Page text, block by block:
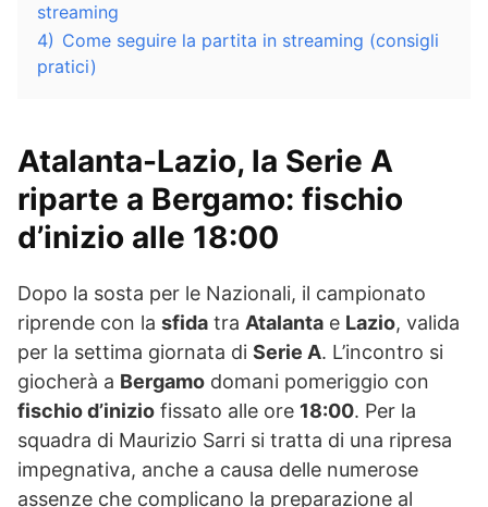
streaming
4) Come seguire la partita in streaming (consigli
pratici)
Atalanta-Lazio, la Serie A
riparte a Bergamo: fischio
d’inizio alle 18:00
Dopo la sosta per le Nazionali, il campionato
riprende con la sfida tra Atalanta e Lazio, valida
per la settima giornata di Serie A. L’incontro si
giocherà a Bergamo domani pomeriggio con
fischio d’inizio fissato alle ore 18:00. Per la
squadra di Maurizio Sarri si tratta di una ripresa
impegnativa, anche a causa delle numerose
assenze che complicano la preparazione al